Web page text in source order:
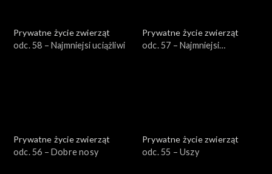
Prywatne życie zwierząt
odc. 58 – Najmniejsi uciążliwi
Prywatne życie zwierząt
odc. 57 – Najmniejsi
Prywatne życie zwierząt
odc. 56 – Dobre nosy
Prywatne życie zwierząt
odc. 55 – Uszy